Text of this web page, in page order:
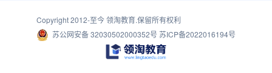
Copyright 2012-至今领淘教育.保留所有权利
苏公网安备 32030502000352号 苏ICP备2022016194号